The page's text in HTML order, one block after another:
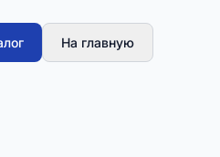
На главную